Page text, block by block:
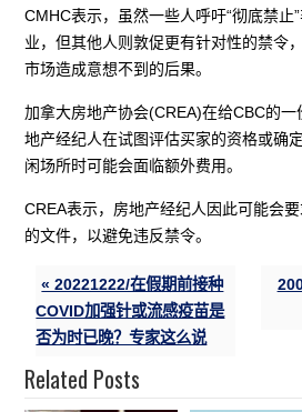
CMHC表示，虽然一些人呼吁“彻底禁止
业，但其他人则敦促更有针对性的禁令
市场造成意想不到的后果。
加拿大房地产协会(CREA)在给CBC的
地产经纪人在试图评估买家的资格或确
闲场所时可能会面临额外费用。
CREA表示，房地产经纪人因此可能会
的文件，以避免违反禁令。
« 20221222/在假期前接种
COVID加强针或流感疫苗是
否为时已晚？专家这么说
Related Posts